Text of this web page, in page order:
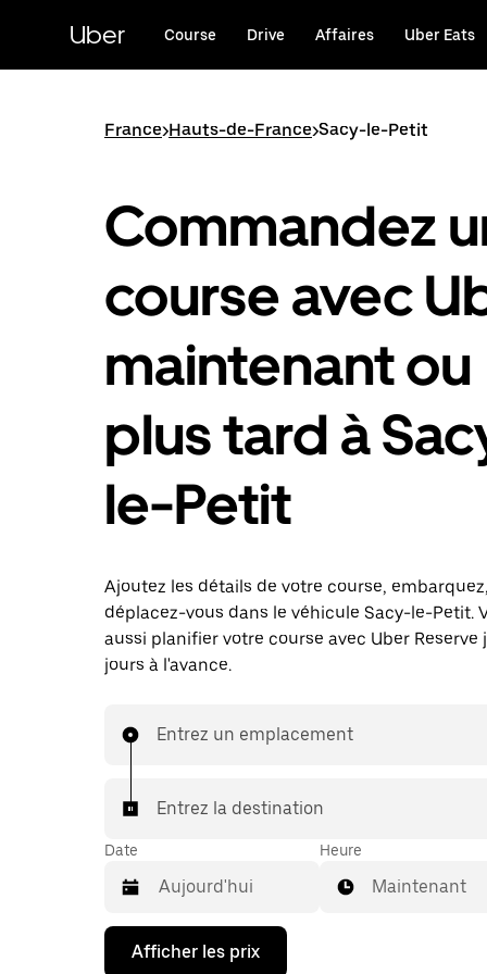
principal
Uber Course Drive Affaires Uber Eats
France>Hauts-de-France>Sacy-le-Petit
Commandez
course avec
maintenant ou
plus tard à
le-Petit
Ajoutez les détails de votre course,
déplacez-vous dans le véhicule Sacy-le-Petit.
aussi planifier votre course avec Uber Reserve
jours à l'avance.
Entrez un emplacement
Entrez la destination
Date
Appuyez
Heure
Maintenant
Afficher les prix